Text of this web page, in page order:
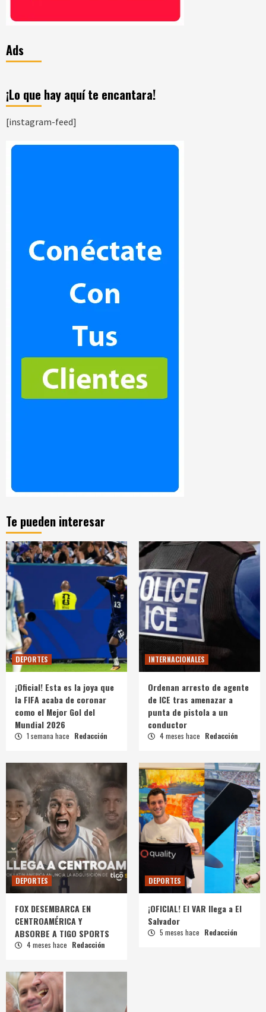
Ads
¡Lo que hay aquí te encantara!
[instagram-feed]
Te pueden interesar
DEPORTES
¡Oficial! Esta es la joya que
la FIFA acaba de coronar
como el Mejor Gol del
Mundial 2026
1 semana hace Redacción
INTERNACIONALES
Ordenan arresto de agente
de ICE tras amenazar a
punta de pistola a un
conductor
4 meses hace Redacción
DEPORTES
FOX DESEMBARCA EN
CENTROAMÉRICA Y
ABSORBE A TIGO SPORTS
4 meses hace Redacción
DEPORTES
¡OFICIAL! El VAR llega a El
Salvador
5 meses hace Redacción